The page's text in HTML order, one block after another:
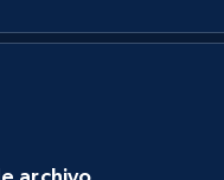
products search US
Title, Final price, Initial price,
Reviews count, and more.